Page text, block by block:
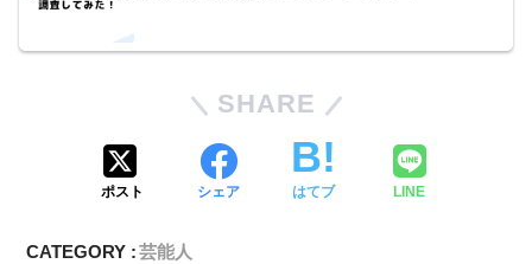
SHARE
ポスト シェア はてブ LINE
CATEGORY :芸能人